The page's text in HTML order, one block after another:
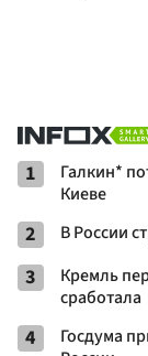
1
Галкин*
Киеве
2 В России
3
Кремль
сработала
4
Госдума